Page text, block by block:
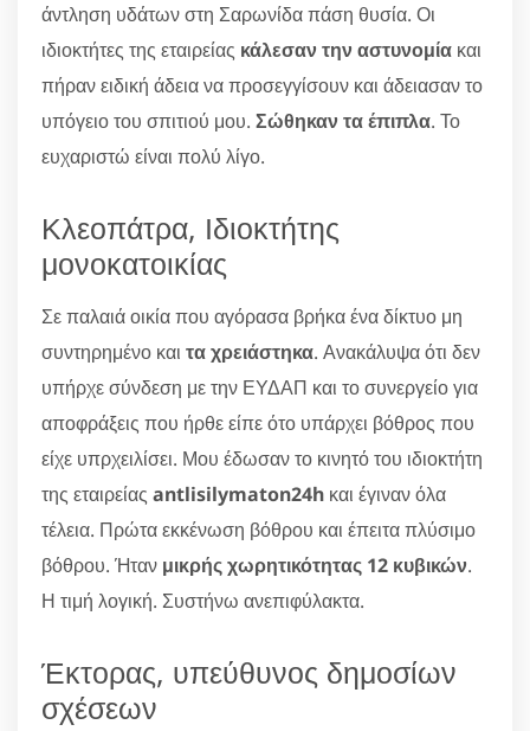
άντληση υδάτων στη Σαρωνίδα πάση θυσία. Οι
ιδιοκτήτες της εταιρείας κάλεσαν την αστυνομία και
πήραν ειδική άδεια να προσεγγίσουν και άδειασαν το
υπόγειο του σπιτιού μου. Σώθηκαν τα έπιπλα. Το
ευχαριστώ είναι πολύ λίγο.
Κλεοπάτρα, Ιδιοκτήτης
μονοκατοικίας
Σε παλαιά οικία που αγόρασα βρήκα ένα δίκτυο μη
συντηρημένο και τα χρειάστηκα. Ανακάλυψα ότι δεν
υπήρχε σύνδεση με την ΕΥΔΑΠ και το συνεργείο για
αποφράξεις που ήρθε είπε ότο υπάρχει βόθρος που
είχε υπρχειλίσει. Μου έδωσαν το κινητό του ιδιοκτήτη
της εταιρείας antlisilymaton24h και έγιναν όλα
τέλεια. Πρώτα εκκένωση βόθρου και έπειτα πλύσιμο
βόθρου. Ήταν μικρής χωρητικότητας 12 κυβικών.
Η τιμή λογική. Συστήνω ανεπιφύλακτα.
Έκτορας, υπεύθυνος δημοσίων
σχέσεων